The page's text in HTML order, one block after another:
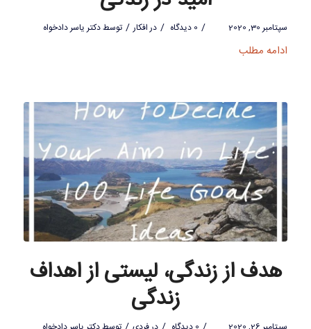
سپتامبر 30, 2020 / 0 دیدگاه / درافکار / توسطدکتر یاسر دادخواه
ادامه مطلب
هدف از زندگی، لیستی از اهداف
زندگی